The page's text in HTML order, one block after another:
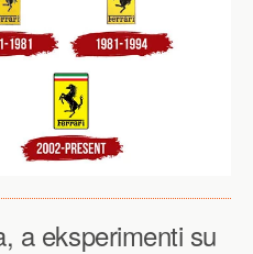
a eksperimenti su